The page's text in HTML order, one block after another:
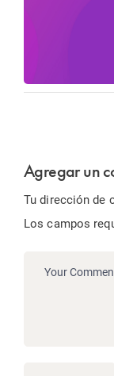
Agregar un
Tu dirección de
Los campos